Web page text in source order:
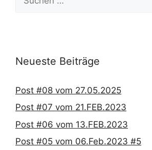
nach:
Neueste Beiträge
Post #08 vom 27.05.2025
Post #07 vom 21.FEB.2023
Post #06 vom 13.FEB.2023
Post #05 vom 06.Feb.2023 #5